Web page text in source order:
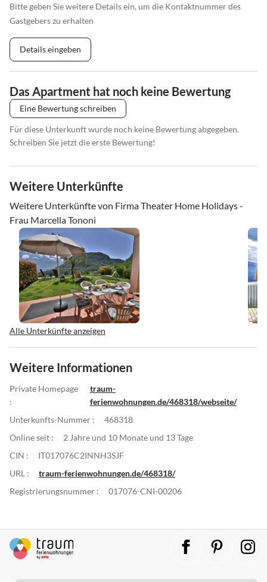
Bitte geben Sie weitere Details ein, um die Kontaktnummer des
Gastgebers zu erhalten
Details eingeben
Das Apartment hat noch keine Bewertung
Eine Bewertung schreiben
Für diese Unterkunft wurde noch keine Bewertung abgegeben.
Schreiben Sie jetzt die erste Bewertung!
Weitere Unterkünfte
Weitere Unterkünfte von Firma Theater Home Holidays -
Frau Marcella Tononi
Alle Unterkünfte anzeigen
Weitere Informationen
Private Homepage
:
traum-
ferienwohnungen.de/468318/webseite/
Unterkunfts-Nummer :
468318
Online seit :
2 Jahre und 10 Monate und 13 Tage
CIN :
IT017076C2INNH3SJF
URL :
traum-ferienwohnungen.de/468318/
Registrierungsnummer :
017076-CNI-00206